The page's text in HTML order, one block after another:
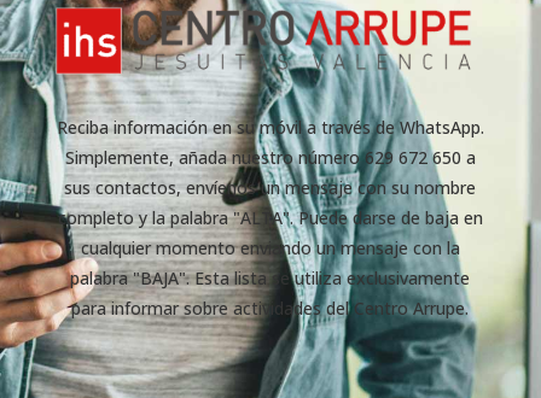
Reciba información en su móvil a través de WhatsApp.
Simplemente, añada nuestro número 629 672 650 a
sus contactos, envíenos un mensaje con su nombre
completo y la palabra "ALTA". Puede darse de baja en
cualquier momento enviando un mensaje con la
palabra "BAJA". Esta lista se utiliza exclusivamente
para informar sobre actividades del Centro Arrupe.